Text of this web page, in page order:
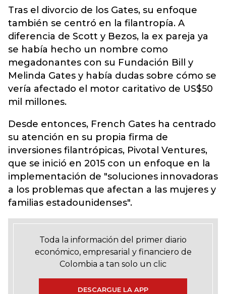
Tras el divorcio de los Gates, su enfoque
también se centró en la filantropía. A
diferencia de Scott y Bezos, la ex pareja ya
se había hecho un nombre como
megadonantes con su Fundación Bill y
Melinda Gates y había dudas sobre cómo se
vería afectado el motor caritativo de US$50
mil millones.
Desde entonces, French Gates ha centrado
su atención en su propia firma de
inversiones filantrópicas, Pivotal Ventures,
que se inició en 2015 con un enfoque en la
implementación de "soluciones innovadoras
a los problemas que afectan a las mujeres y
familias estadounidenses".
Toda la información del primer diario
económico, empresarial y financiero de
Colombia a tan solo un clic
DESCARGUE LA APP